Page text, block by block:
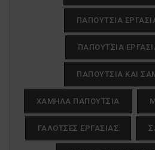
ΠΑΠΟΎΤΣΙΑ
ΠΑΠΟΎΤΣΙΑ
ΠΑΠΟΎΤΣΙΑ ΚΑΙ
ΧΑΜΗΛΆ ΠΑΠΟΎΤΣΙΑ
ΓΑΛΌΤΣΕΣ ΕΡΓΑΣΊΑΣ